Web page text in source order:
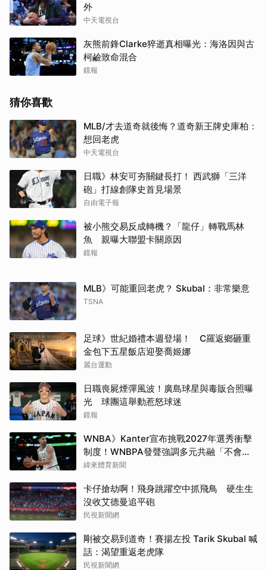
外
中天電視台
灰熊前鋒Clarke猝逝真相曝光：海洛因與古
柯鹼致命混合
鏡報
猜你喜歡
MLB/才去道奇就後悔？道奇新王牌史庫柏：
想回老虎
中天電視台
日職》林安可夯關鍵長打！ 西武獅「三洋
砲」打線創隊史首見場景
自由電子報
被小熊交易反成轉機？「龍仔」轉戰馬林
魚 親曝大聯盟卡關原因
鏡報
MLB》可能重回老虎？ Skubal：非常樂意
TSNA
足球》世紀婚禮本週登場！ C羅返鄉砸重
金包下五星飯店迎娶喬姬娜
麗台運動
日職喪屍煙彈風波！廣島球星與毒販合照曝
光 球團這舉動惹怒球迷
鏡報
WNBA》Kanter宣布挑戰2027年選秀衝擊
制度！WNBPA發聲強調多元共融「不會成
為政治棋子」
緯來體育新聞
卡仔搶劫啊！飛身跳躍空中抓飛鳥 硬生生
沒收艾德曼追平砲
民視新聞網
剛被交易到道奇！賽揚左投 Tarik Skubal 喊
話：渴望重返老虎隊
民視新聞網